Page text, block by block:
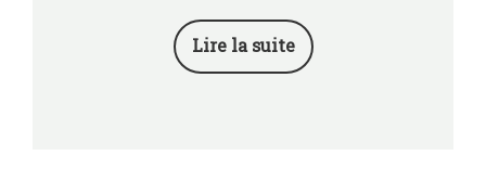
Lire la suite